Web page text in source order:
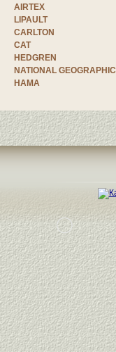
AIRTEX
LIPAULT
CARLTON
CAT
HEDGREN
NATIONAL GEOGRAPHIC
HAMA